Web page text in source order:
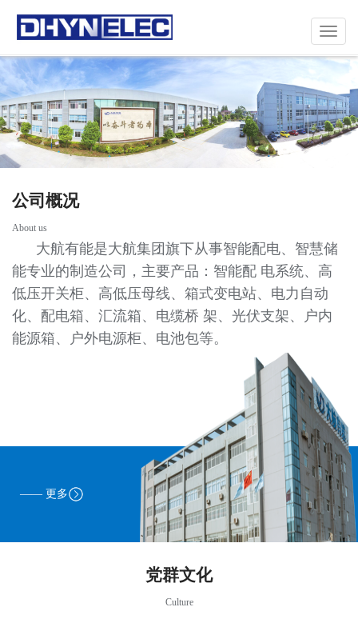
Toggle
公司概况
About us
大航有能是大航集团旗下从事智能配电、智慧储
能专业的制造公司，主要产品：智能配 电系统、高
低压开关柜、高低压母线、箱式变电站、电力自动
化、配电箱、汇流箱、电缆桥 架、光伏支架、户内
能源箱、户外电源柜、电池包等。
—— 更多
党群文化
Culture